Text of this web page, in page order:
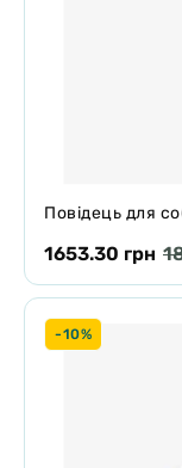
Повідець для
1653.30 грн
-10%